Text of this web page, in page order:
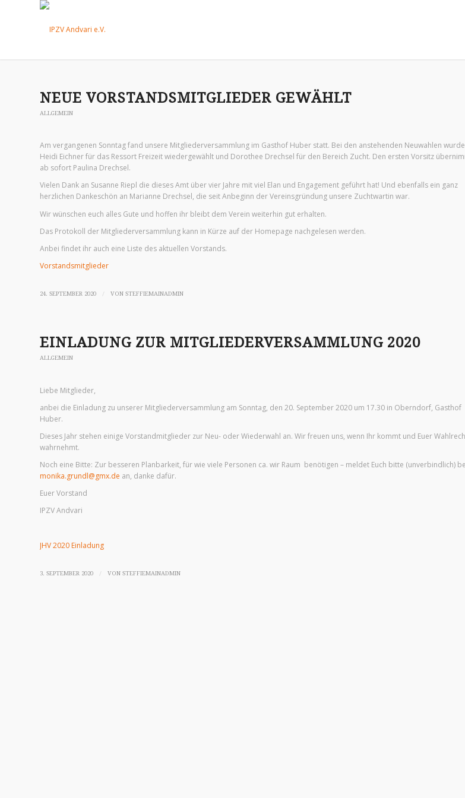
NEUE VORSTANDSMITGLIEDER GEWÄHLT
ALLGEMEIN
Am vergangenen Sonntag fand unsere Mitgliederversammlung im Gasthof Huber statt. Bei den anstehenden Neuwahlen wurde
Heidi Eichner für das Ressort Freizeit wiedergewählt und Dorothee Drechsel für den Bereich Zucht. Den ersten Vorsitz
ab sofort Paulina Drechsel.
Vielen Dank an Susanne Riepl die dieses Amt über vier Jahre mit viel Elan und Engagement geführt hat! Und ebenfalls ein ganz
herzlichen Dankeschön an Marianne Drechsel, die seit Anbeginn der Vereinsgründung unsere Zuchtwartin war.
Wir wünschen euch alles Gute und hoffen ihr bleibt dem Verein weiterhin gut erhalten.
Das Protokoll der Mitgliederversammlung kann in Kürze auf der Homepage nachgelesen werden.
Anbei findet ihr auch eine Liste des aktuellen Vorstands.
Vorstandsmitglieder
24. SEPTEMBER 2020 / VON STEFFIEMAINADMIN
EINLADUNG ZUR MITGLIEDERVERSAMMLUNG 2020
ALLGEMEIN
Liebe Mitglieder,
anbei die Einladung zu unserer Mitgliederversammlung am Sonntag, den 20. September 2020 um 17.30 in Oberndorf, Gasthof
Huber.
Dieses Jahr stehen einige Vorstandmitglieder zur Neu- oder Wiederwahl an. Wir freuen uns, wenn Ihr kommt und Euer
wahrnehmt.
Noch eine Bitte: Zur besseren Planbarkeit, für wie viele Personen ca. wir Raum benötigen – meldet Euch bitte (unverbindlich)
monika.grundl@gmx.de an, danke dafür.
Euer Vorstand
IPZV Andvari
JHV 2020 Einladung
3. SEPTEMBER 2020 / VON STEFFIEMAINADMIN